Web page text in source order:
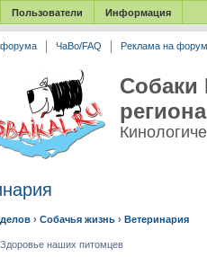
Пользователи Информация
ЧаВо/FAQ Реклама на
Собаки
региона
› Собачья жизнь › Ветеринария
Здоровье наших питомцев